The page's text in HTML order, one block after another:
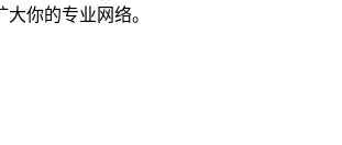
你的专业网络。